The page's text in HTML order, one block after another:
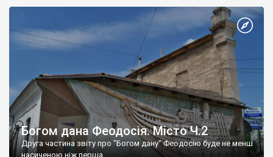
Богом дана Феодосія. Місто Ч.2
Друга частина звіту про "Богом дану" Феодосію буде не менш
насиченою ніж перша.